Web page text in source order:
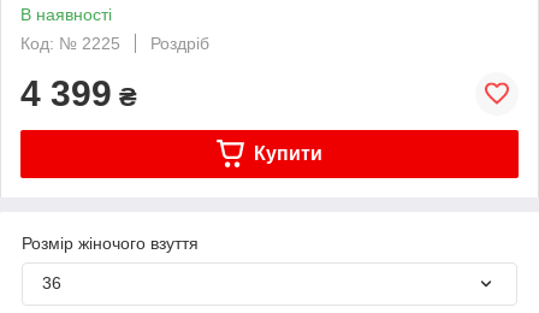
В наявності
Код: № 2225
Роздріб
4 399 ₴
Купити
Розмір жіночого взуття
36